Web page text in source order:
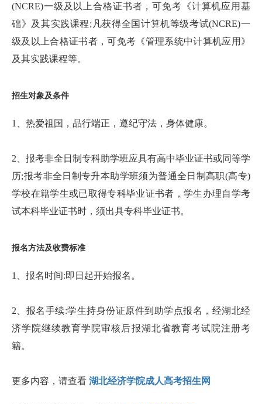
(NCRE)一级及以上合格证书者，可免考《计算机应用基
础》及其实践课程;凡获得全国计算机等级考试(NCRE)一
级及以上合格证书者，可免考《管理系统中计算机应用》
及其实践课程等。
招生对象及条件
1、热爱祖国，品行端正，遵纪守法，身体健康。
2、报考非全日制专科助学班应具有高中毕业证书或同等学
历;报考非全日制专升本助学班须为普通全日制高职(高专)
学校在籍学生或已取得专科毕业证书者，学生办理自学考
试本科毕业证书时，须出具专科毕业证书。
报名方法及收费标准
1、报名时间:即日起开始报名。
2、报名手续:学生持身份证原件到助学点报名，经湖北经
济学院继续教育学院审核后报湖北省教育考试院注册考
籍。
更多内容，请查看 湖北经济学院成人高考招生网